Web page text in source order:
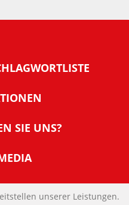
NachDenkSeiten
Signaturen
SIE UNS?
unserer Leistungen.